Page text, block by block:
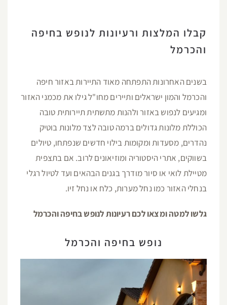
קבלו המלצות ורעיונות לנופש בחיפה
והכרמל
בשנים האחרונות התפתחה מאוד התיירות באזור חיפה
והכרמל והמון ישראלים ותיירים מחו"ל גילו את מכמני האזור
ומגיעים לנפוש באזור ולהנות מתשתית תיירותית טובה
הכוללת מלונות גדולים ברמה טובה לצד מלונות בוטיק
נהדרים, מסעדות ומקומות בילוי חדשים שנפתחו, טיולים
בשווקים, אתרי היסטוריה ומוזיאונים לרוב. אם בתצפית
מטיילת לואי או סיור מודרך בגנים הבהאים ועד לטיול רגלי
בנחלי האזור כמו נחל מערות, כלח או נחל זיו.
גלשו למטה ומצאו לכם רעיונות לנופש בחיפה והכרמל
נופש בחיפה והכרמל